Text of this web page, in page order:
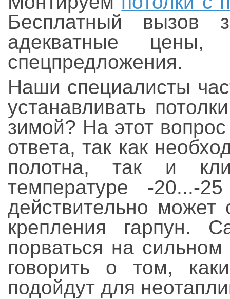
Бесплатный вызов
адекватные
спецпредложения.
Наши специалисты
устанавливать
зимой? На этот
ответа, так как
полотна, так и
температуре -20...-
действительно может
крепления гарпун.
порваться на
говорить о том,
подойдут для